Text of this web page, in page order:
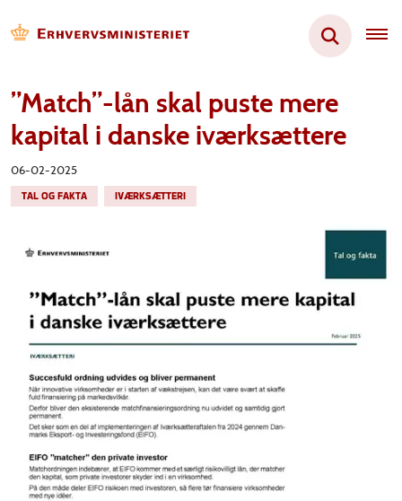
”Match”-lån skal puste mere
kapital i danske iværksættere
06-02-2025
TAL OG FAKTA
IVÆRKSÆTTERI